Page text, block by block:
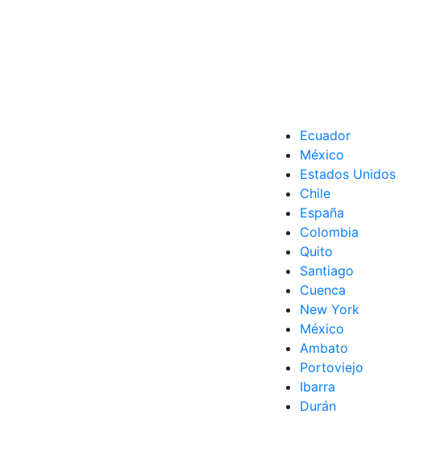
Ecuador
México
Estados Unidos
Chile
España
Colombia
Quito
Santiago
Cuenca
New York
México
Ambato
Portoviejo
Ibarra
Durán